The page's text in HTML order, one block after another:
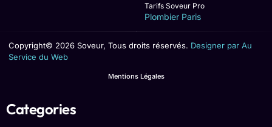
Tarifs Soveur Pro
Plombier Paris
Copyright© 2026 Soveur, Tous droits réservés. Designer par Au
Service du Web
Mentions Légales
Categories